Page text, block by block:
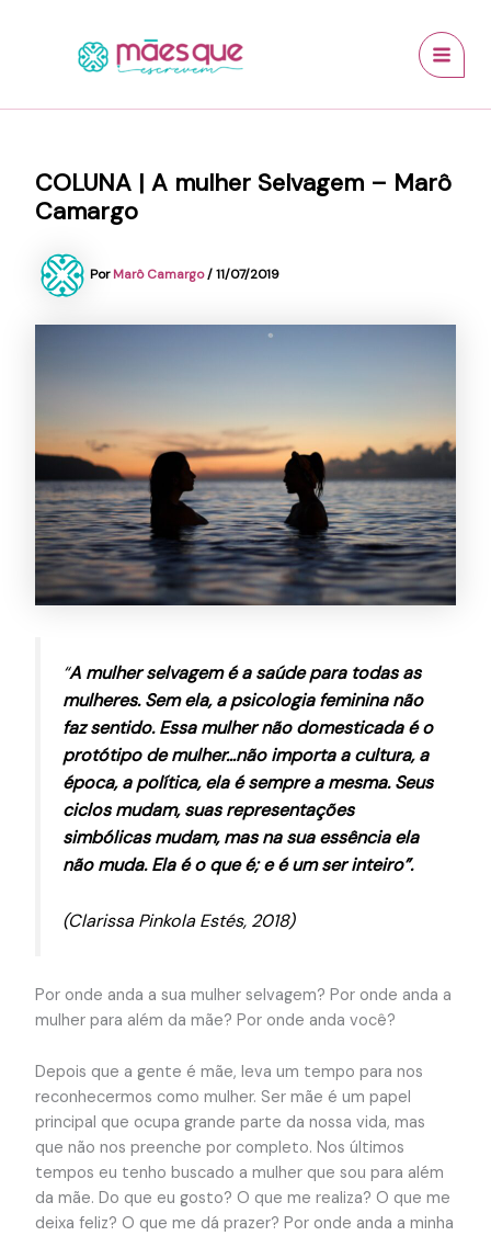
COLUNA | A mulher Selvagem – Marô
Camargo
PorMarô Camargo/11/07/2019
“A mulher selvagem é a saúde para todas as
mulheres. Sem ela, a psicologia feminina não
faz sentido. Essa mulher não domesticada é o
protótipo de mulher…não importa a cultura, a
época, a política, ela é sempre a mesma. Seus
ciclos mudam, suas representações
simbólicas mudam, mas na sua essência ela
não muda. Ela é o que é; e é um ser inteiro”.
(Clarissa Pinkola Estés, 2018)
Por onde anda a sua mulher selvagem? Por onde anda a
mulher para além da mãe? Por onde anda você?
Depois que a gente é mãe, leva um tempo para nos
reconhecermos como mulher. Ser mãe é um papel
principal que ocupa grande parte da nossa vida, mas
que não nos preenche por completo. Nos últimos
tempos eu tenho buscado a mulher que sou para além
da mãe. Do que eu gosto? O que me realiza? O que me
deixa feliz? O que me dá prazer? Por onde anda a minha